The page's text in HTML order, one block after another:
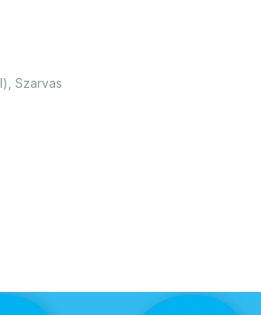
Szarvas